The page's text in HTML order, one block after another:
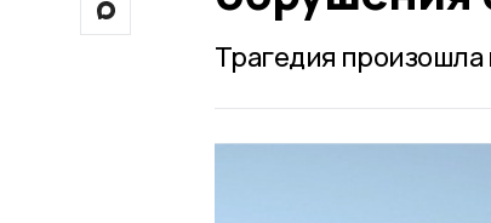
Трагедия